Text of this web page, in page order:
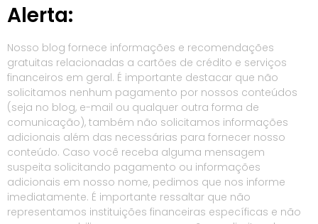
Alerta:
Nosso blog fornece informações e recomendações
gratuitas relacionadas a cartões de crédito e serviços
financeiros em geral. É importante destacar que não
solicitamos nenhum pagamento por nossos conteúdos
(seja no blog, e-mail ou qualquer outra forma de
comunicação), também não solicitamos informações
adicionais além das necessárias para fornecer nosso
conteúdo. Caso você receba alguma mensagem
suspeita solicitando pagamento ou informações
adicionais em nosso nome, pedimos que nos informe
imediatamente. É importante ressaltar que não
representamos instituições financeiras específicas e não